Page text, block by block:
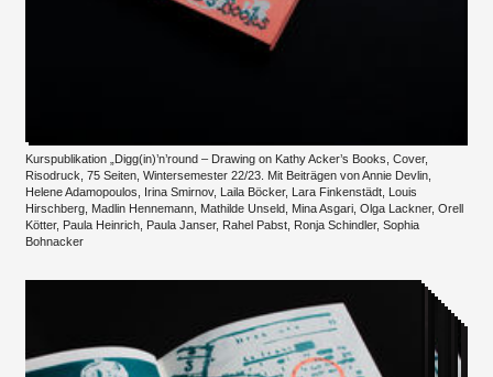
Kurspublikation „Digg(in)’n’round – Drawing on Kathy Acker’s Books, Cover,
Risodruck, 75 Seiten, Wintersemester 22/23. Mit Beiträgen von Annie Devlin,
Helene Adamopoulos, Irina Smirnov, Laila Böcker, Lara Finkenstädt, Louis
Hirschberg, Madlin Hennemann, Mathilde Unseld, Mina Asgari, Olga Lackner, Orell
Kötter, Paula Heinrich, Paula Janser, Rahel Pabst, Ronja Schindler, Sophia
Bohnacker